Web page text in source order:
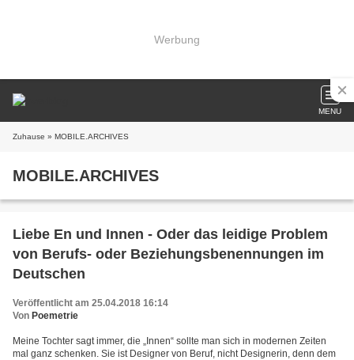
Werbung
MENU
Zuhause » MOBILE.ARCHIVES
MOBILE.ARCHIVES
Liebe En und Innen - Oder das leidige Problem
von Berufs- oder Beziehungsbenennungen im
Deutschen
Veröffentlicht am 25.04.2018 16:14
Von Poemetrie
Meine Tochter sagt immer, die „Innen“ sollte man sich in modernen Zeiten
mal ganz schenken. Sie ist Designer von Beruf, nicht Designerin, denn dem